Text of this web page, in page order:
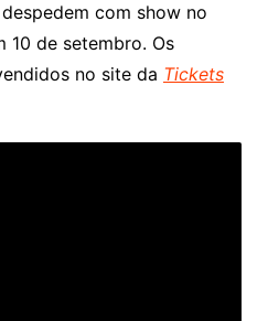
com show no
10 de setembro. Os
no site da Tickets